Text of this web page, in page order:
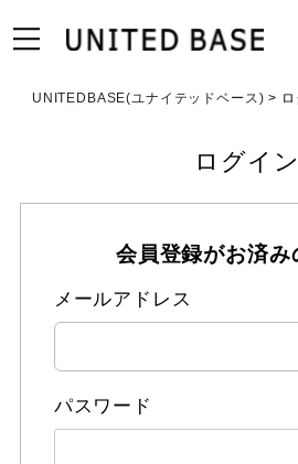
UNITEDBASE(ユナイテッドベース)
ログイン
会員登録がお済み
メールアドレス
パスワード